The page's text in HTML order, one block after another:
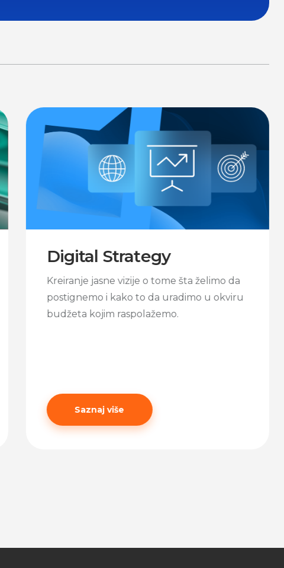
Digital Strategy
Kreiranje jasne vizije o tome šta želimo da
postignemo i kako to da uradimo u okviru
budžeta kojim raspolažemo.
Saznaj više